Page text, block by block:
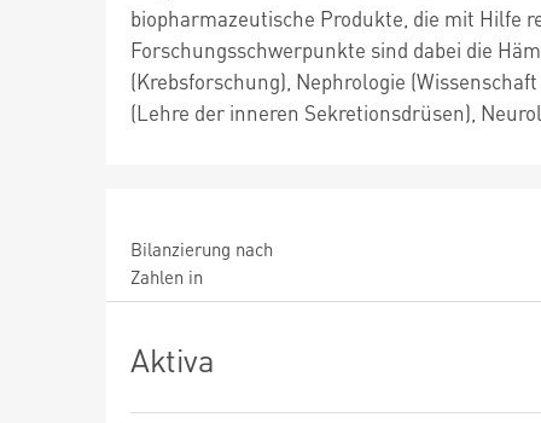
biopharmazeutische Produkte, die mit Hilfe
Forschungsschwerpunkte sind dabei die
(Krebsforschung), Nephrologie
(Lehre der inneren Sekretionsdrüsen),
Bilanzierung nach
Zahlen in
Aktiva